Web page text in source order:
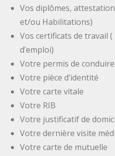
Vos diplômes,
et/ou Habilitations)
Vos certificats de travail
d’emploi)
Votre permis de conduire
Votre pièce d’identité
Votre carte vitale
Votre RIB
Votre justificatif de
Votre dernière visite
Votre carte de mutuelle